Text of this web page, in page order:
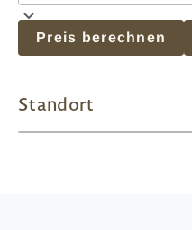
Preis berechnen
Standort